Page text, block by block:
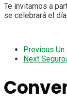
Te invitamos a
se celebrará el
Previous
Next